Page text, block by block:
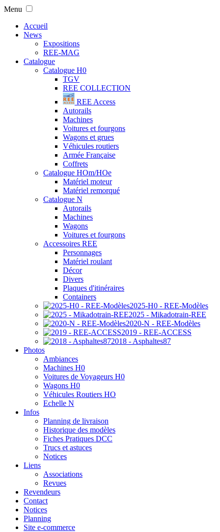
Menu
Accueil
News
Expositions
REE-MAG
Catalogue
Catalogue H0
TGV
REE COLLECTION
REE Access
Autorails
Machines
Voitures et fourgons
Wagons et grues
Véhicules routiers
Armée Française
Coffrets
Catalogue HOm/HOe
Matériel moteur
Matériel remorqué
Catalogue N
Autorails
Machines
Wagons
Voitures et fourgons
Accessoires REE
Personnages
Matériel roulant
Décor
Divers
Plaques d'itinéraires
Containers
2025-H0 - REE-Modèles
2025 - Mikadotrain-REE
2020-N - REE-Modèles
2019 - REE-ACCESS
2018 - Asphaltes87
Photos
Ambiances
Machines H0
Voitures de Voyageurs H0
Wagons H0
Véhicules Routiers HO
Echelle N
Infos
Planning de livraison
Historique des modèles
Fiches Pratiques DCC
Trucs et astuces
Notices
Liens
Associations
Revues
Revendeurs
Contact
Notices
Planning
Site e-commerce